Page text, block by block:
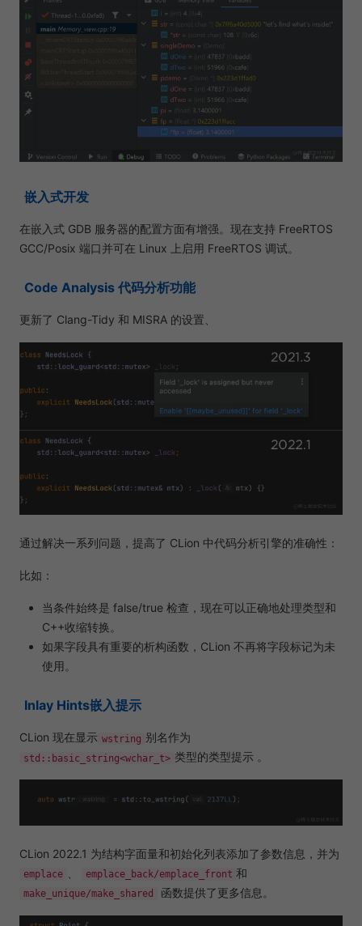
嵌入式开发
在嵌入式 GDB 服务器的配置方面有增强。现在支持 FreeRTOS
GCC/Posix 端口并可在 Linux 上启用 FreeRTOS 调试。
Code Analysis 代码分析功能
更新了 Clang-Tidy 和 MISRA 的设置、
通过解决一系列问题，提高了 CLion 中代码分析引擎的准确性：
比如：
当条件始终是 false/true 检查，现在可以正确地处理类型和
C++收缩转换。
如果字段具有重要的析构函数，CLion 不再将字段标记为未
使用。
Inlay Hints嵌入提示
CLion 现在显示 wstring 别名作为
std::basic_string<wchar_t> 类型的类型提示 。
CLion 2022.1 为结构字面量和初始化列表添加了参数信息，并为
emplace emplace_back/emplace_front 和
make_unique/make_shared 函数提供了更多信息。